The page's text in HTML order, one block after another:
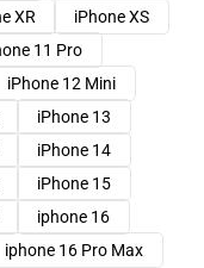
XR
iPhone XS
11 Pro
iPhone 12 Mini
iPhone 13
iPhone 14
iPhone 15
iphone 16
iphone 16 Pro Max